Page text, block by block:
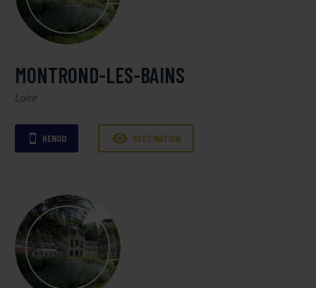
MONTROND-LES-BAINS
Loire
 HENOO  DESTINATION